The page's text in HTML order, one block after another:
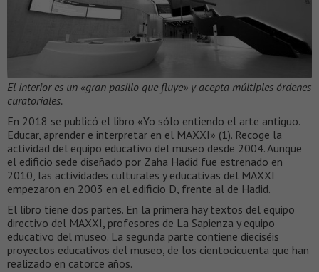
El interior es un «gran pasillo que fluye» y acepta múltiples órdenes
curatoriales.
En 2018 se publicó el libro «Yo sólo entiendo el arte antiguo.
Educar, aprender e interpretar en el MAXXI» (1). Recoge la
actividad del equipo educativo del museo desde 2004. Aunque
el edificio sede diseñado por Zaha Hadid fue estrenado en
2010, las actividades culturales y educativas del MAXXI
empezaron en 2003 en el edificio D, frente al de Hadid.
El libro tiene dos partes. En la primera hay textos del equipo
directivo del MAXXI, profesores de La Sapienza y equipo
educativo del museo. La segunda parte contiene dieciséis
proyectos educativos del museo, de los cientocicuenta que han
realizado en catorce años.